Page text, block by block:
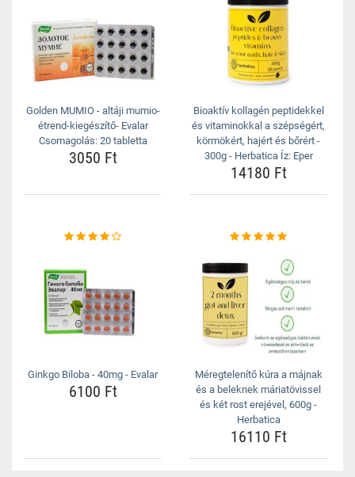
Golden MUMIO - altáji mumio-
étrend-kiegészítő- Evalar
Csomagolás: 20 tabletta
3050 Ft
Bioaktív kollagén peptidekkel
és vitaminokkal a szépségért,
körmökért, hajért és bőrért -
300g - Herbatica Íz: Eper
14180 Ft
Ginkgo Biloba - 40mg - Evalar
6100 Ft
Méregtelenítő kúra a májnak
és a beleknek máriatövissel
és két rost erejével, 600g -
Herbatica
16110 Ft